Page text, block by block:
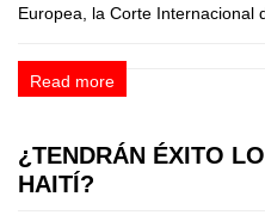
Europea, la Corte Internacional
Read more
¿TENDRÁN ÉXITO
HAITÍ?